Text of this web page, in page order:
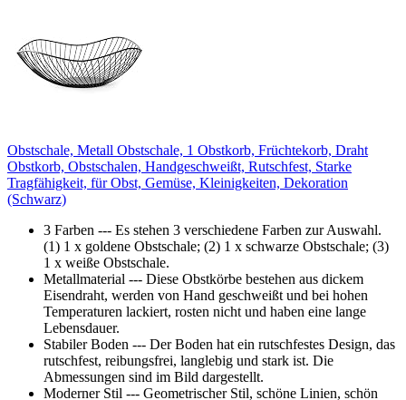
Obstschale, Metall Obstschale, 1 Obstkorb, Früchtekorb, Draht
Obstkorb, Obstschalen, Handgeschweißt, Rutschfest, Starke
Tragfähigkeit, für Obst, Gemüse, Kleinigkeiten, Dekoration
(Schwarz)
3 Farben --- Es stehen 3 verschiedene Farben zur Auswahl.
(1) 1 x goldene Obstschale; (2) 1 x schwarze Obstschale; (3)
1 x weiße Obstschale.
Metallmaterial --- Diese Obstkörbe bestehen aus dickem
Eisendraht, werden von Hand geschweißt und bei hohen
Temperaturen lackiert, rosten nicht und haben eine lange
Lebensdauer.
Stabiler Boden --- Der Boden hat ein rutschfestes Design, das
rutschfest, reibungsfrei, langlebig und stark ist. Die
Abmessungen sind im Bild dargestellt.
Moderner Stil --- Geometrischer Stil, schöne Linien, schön